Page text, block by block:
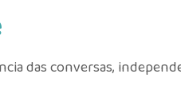
das conversas,